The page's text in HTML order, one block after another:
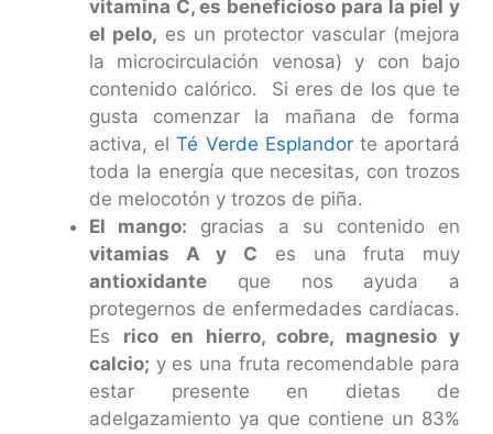
vitamina C, es beneficioso para la piel y
el pelo, es un protector vascular (mejora
la microcirculación venosa) y con bajo
contenido calórico. Si eres de los que te
gusta comenzar la mañana de forma
activa, elTé Verde Esplandor te aportará
toda la energía que necesitas, con trozos
de melocotón y trozos de piña.
El mango: gracias a su contenido en
vitamias A y C es una fruta muy
antioxidante que nos ayuda a
protegernos de enfermedades cardíacas.
Es rico en hierro, cobre, magnesio y
calcio; y es una fruta recomendable para
estar presente en dietas de
adelgazamiento ya que contiene un 83%